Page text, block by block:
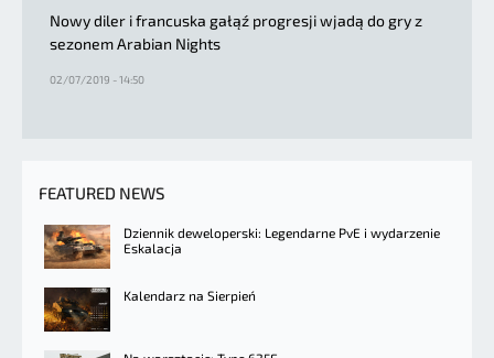
Nowy diler i francuska gałąź progresji wjadą do gry z
sezonem Arabian Nights
02/07/2019 - 14:50
FEATURED NEWS
Dziennik deweloperski: Legendarne PvE i wydarzenie
Eskalacja
Kalendarz na Sierpień